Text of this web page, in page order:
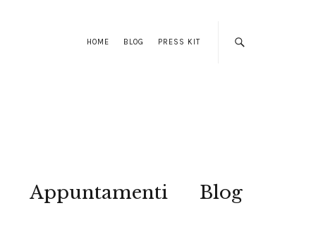
HOME BLOG PRESS KIT
Appuntamenti Blog